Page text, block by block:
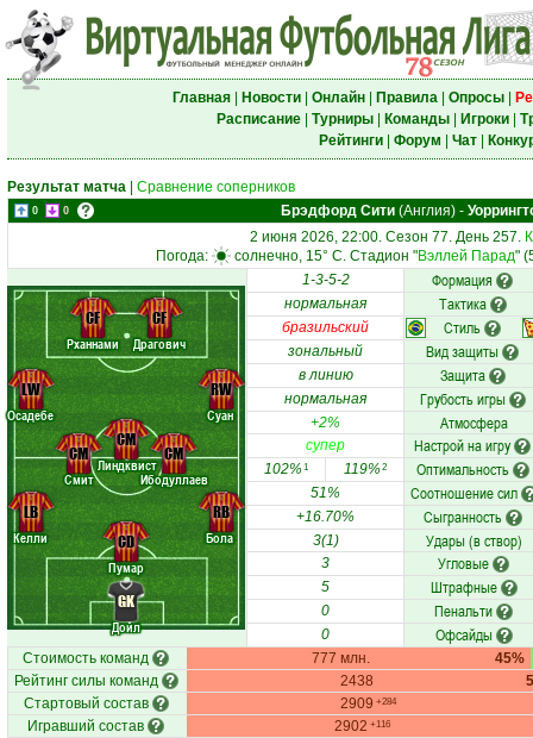
Главная| Новости| Онлайн| Правила| Опросы|
Расписание| Турниры| Команды| Игроки|
Рейтинги| Форум Чат|
Результат матча Сравнение соперников
0 0 Брэдфорд Сити(Англия)-
2 июня 2026, 22:00. Сезон 77. День 257.
Погода:
солнечно, 15° C. Стадион "Вэллей Парад"
Дойл
Келли
Пумар
Бола
Осадебе
Смит
Линдквист
Ибодуллаев
Суан
Рханнами Драгович
GK
LB
CD
RB
LW
CM
CM
CM
RW
CF CF
1-3-5-2 Формация
нормальная Тактика
бразильский Стиль
зональный Вид защиты
в линию Защита
нормальная Грубость игры
+2% Атмосфера
супер Настрой на игру
102%1 119%2 Оптимальность
51% Соотношение сил
+16.70% Сыгранность
3(1) Удары (в створ)
3 Угловые
5 Штрафные
0 Пенальти
0 Офсайды
Стоимость команд 777 млн.
45%
Рейтинг силы команд
2438
Стартовый состав
2909 +284
Игравший состав 2902 +116